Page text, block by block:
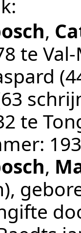
,
te
te
,
,